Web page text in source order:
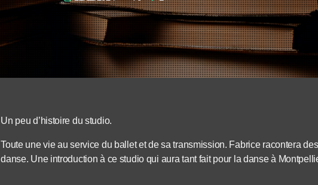
Un peu d’histoire du studio.
Toute une vie au service du ballet et de sa transmission. Fabrice racontera
danse. Une introduction à ce studio qui aura tant fait pour la danse à